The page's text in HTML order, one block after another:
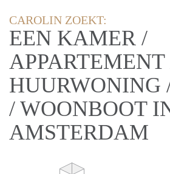
CAROLIN ZOEKT:
EEN KAMER /
APPARTEMENT
HUURWONING
/ WOONBOOT
AMSTERDAM